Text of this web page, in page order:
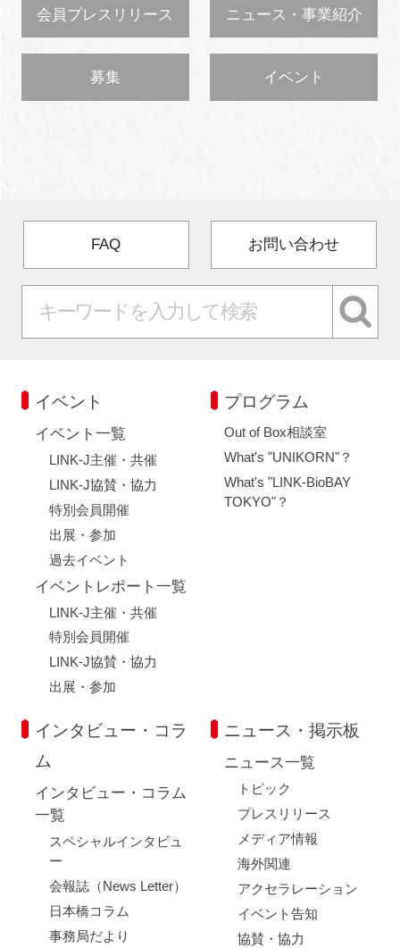
会員プレスリリース ニュース・事業紹介
募集 イベント
FAQ お問い合わせ
イベント
イベント一覧
LINK-J主催・共催
LINK-J協賛・協力
特別会員開催
出展・参加
過去イベント
イベントレポート一覧
LINK-J主催・共催
特別会員開催
LINK-J協賛・協力
出展・参加
プログラム
Out of Box相談室
What's "UNIKORN"？
What's "LINK-BioBAY
TOKYO"？
インタビュー・コラ
ム
インタビュー・コラム
一覧
スペシャルインタビュ
ー
会報誌（News Letter）
日本橋コラム
事務局だより
ニュース・掲示板
ニュース一覧
トピック
プレスリリース
メディア情報
海外関連
アクセラレーション
イベント告知
協賛・協力